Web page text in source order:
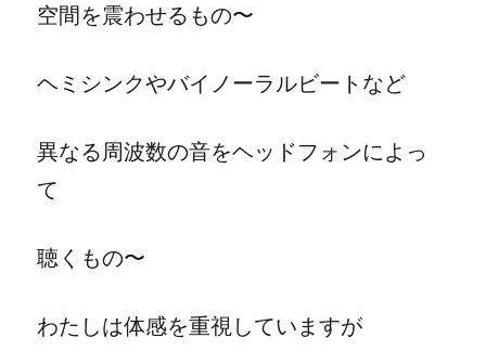
空間を震わせるもの〜
ヘミシンクやバイノーラルビートなど
異なる周波数の音をヘッドフォンによっ
て
聴くもの〜
わたしは体感を重視していますが